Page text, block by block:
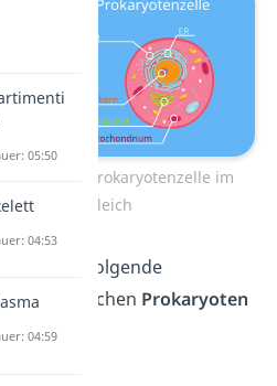
und Prokaryotenzelle im
Vergleich
gibt es folgende
zwischen Prokaryoten
05:50
04:53
04:59